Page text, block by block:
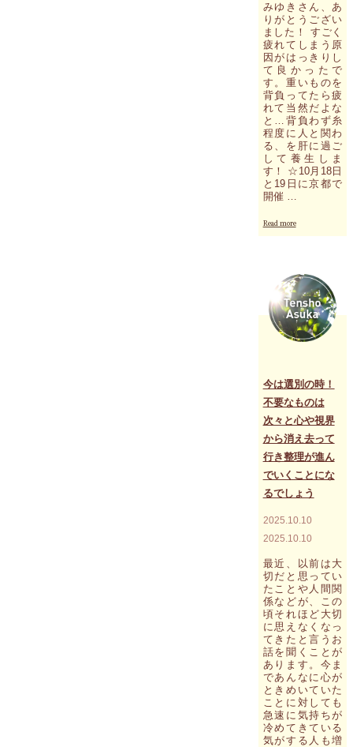
みゆきさん、あ
りがとうござい
ました！ すごく
疲れてしまう原
因がはっきりし
て良かったで
す。重いものを
背負ってたら疲
れて当然だよな
と…背負わず糸
程度に人と関わ
る、を肝に過ご
して養生しま
す！ ☆10月18日
と19日に京都で
開催 …
Read more
ン
ラ
イ
ン
個
人
シ
ン
（自
分
話
を
し
う！）
お
け
に
な
っ
た
方
か
ら"
今は選別の時！
不要なものは
次々と心や視界
から消え去って
行き整理が進ん
でいくことにな
るでしょう
2025.10.10
2025.10.10
最近、以前は大
切だと思ってい
たことや人間関
係などが、この
頃それほど大切
に思えなくなっ
てきたと言うお
話を聞くことが
あります。今ま
であんなに心が
ときめいていた
ことに対しても
急速に気持ちが
冷めてきている
気がする人も増